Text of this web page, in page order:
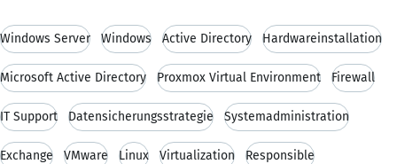
Windows Server Windows Active Directory Hardwareinstallation
Microsoft Active Directory Proxmox Virtual Environment Firewall
IT Support Datensicherungsstrategie Systemadministration
Exchange VMware Linux Virtualization Responsible